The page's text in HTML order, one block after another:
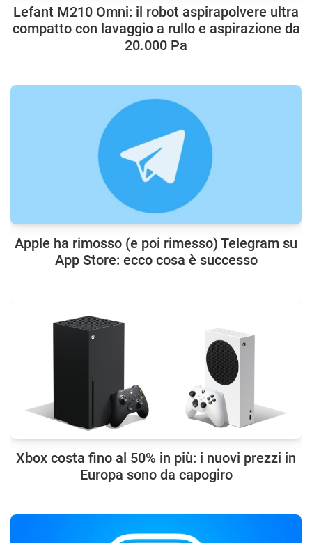
Lefant M210 Omni: il robot aspirapolvere ultra
compatto con lavaggio a rullo e aspirazione da
20.000 Pa
Apple ha rimosso (e poi rimesso) Telegram su
App Store: ecco cosa è successo
Xbox costa fino al 50% in più: i nuovi prezzi in
Europa sono da capogiro